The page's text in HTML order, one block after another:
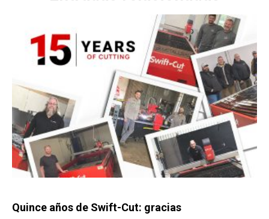
Quince años de Swift-Cut: gracias